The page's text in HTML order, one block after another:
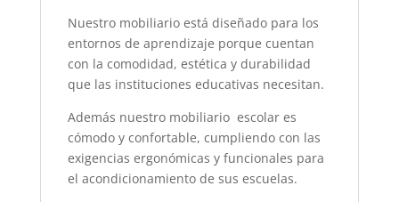
Nuestro mobiliario está diseñado para los
entornos de aprendizaje porque cuentan
con la comodidad, estética y durabilidad
que las instituciones educativas necesitan.
Además nuestro mobiliario escolar es
cómodo y confortable, cumpliendo con las
exigencias ergonómicas y funcionales para
el acondicionamiento de sus escuelas.